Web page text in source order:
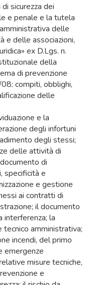
sicurezza dei
e penale e la tutela
delle
e delle associazioni,
ex D.Lgs. n.
della
di prevenzione
compiti, obblighi,
delle
e la
degli infortuni
degli stessi;
delle attività di
di
specificità e
e gestione
ai contratti di
il documento
interferenza; la
amministrativa;
incendi, del primo
emergenze
misure tecniche,
e